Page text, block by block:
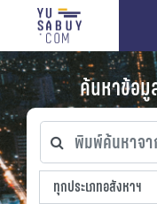
ค้นหาข้อมู
พิมพ์ค้นหาจากชื่อ
ทุกประเภทอสังหาฯ
ทุกประเภทอสังหาฯ
ทุกทำเลที่ตั้ง